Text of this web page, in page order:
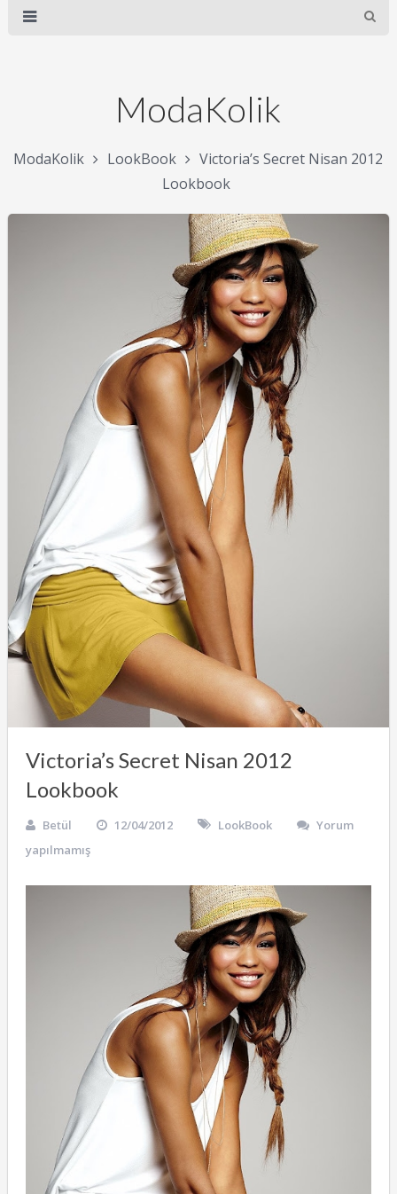
ModaKolik
ModaKolik LookBook
Victoria’s Secret Nisan 2012
Lookbook
Victoria’s Secret Nisan 2012
Lookbook
Betül 12/04/2012 LookBook
Yorum
yapılmamış